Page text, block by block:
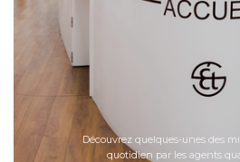
Découvrez quelques-unes des
quotidien par les agents